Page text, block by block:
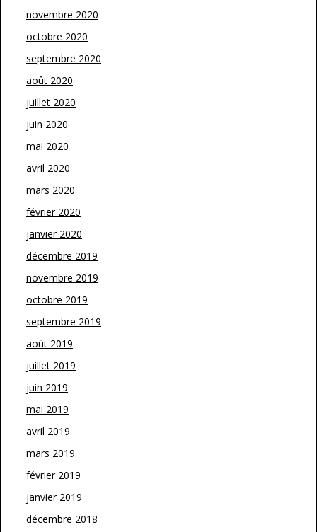
novembre 2020
octobre 2020
septembre 2020
août 2020
juillet 2020
juin 2020
mai 2020
avril 2020
mars 2020
février 2020
janvier 2020
décembre 2019
novembre 2019
octobre 2019
septembre 2019
août 2019
juillet 2019
juin 2019
mai 2019
avril 2019
mars 2019
février 2019
janvier 2019
décembre 2018